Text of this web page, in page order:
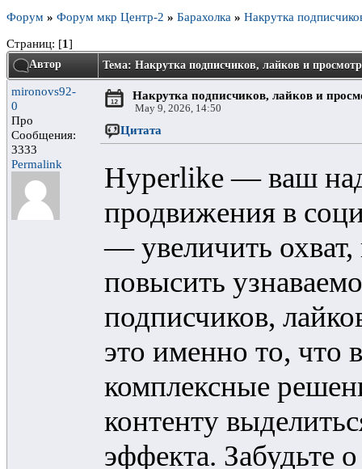
Форум » Форум мкр Центр-2 » Барахолка » Накрутка
Страниц: [1]
Автор Тема: Накрутка подписчиков, лайков и
mironovs92-
0
Про
Сообщения:
3333
Permalink
Накрутка подписчиков, лайков и
May 9, 2026, 14:50
Цитата
Hyperlike — ваш
продвижения в
— увеличить
повысить
подписчиков,
это именно то,
комплексные
контенту
эффекта. Забудьте